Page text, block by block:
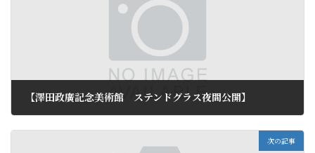
【澤田政廣記念美術館 ステンドグラス夜間公開】
次の記事